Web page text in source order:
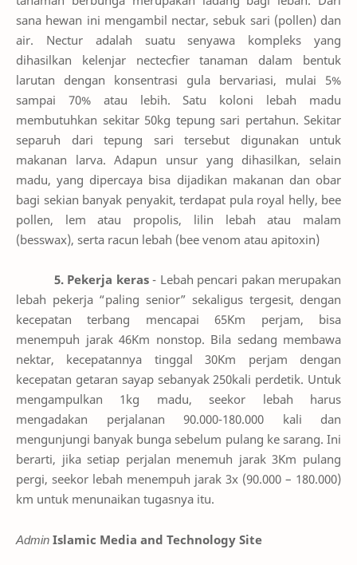
sana hewan ini mengambil nectar, sebuk sari (pollen) dan
air. Nectur adalah suatu senyawa kompleks yang
dihasilkan kelenjar nectecfier tanaman dalam bentuk
larutan dengan konsentrasi gula bervariasi, mulai 5%
sampai 70% atau lebih. Satu koloni lebah madu
membutuhkan sekitar 50kg tepung sari pertahun. Sekitar
separuh dari tepung sari tersebut digunakan untuk
makanan larva. Adapun unsur yang dihasilkan, selain
madu, yang dipercaya bisa dijadikan makanan dan obar
bagi sekian banyak penyakit, terdapat pula royal helly, bee
pollen, lem atau propolis, lilin lebah atau malam
(besswax), serta racun lebah (bee venom atau apitoxin)
5. Pekerja keras- Lebah pencari pakan merupakan
lebah pekerja “paling senior” sekaligus tergesit, dengan
kecepatan terbang mencapai 65Km perjam, bisa
menempuh jarak 46Km nonstop. Bila sedang membawa
nektar, kecepatannya tinggal 30Km perjam dengan
kecepatan getaran sayap sebanyak 250kali perdetik. Untuk
mengampulkan 1kg madu, seekor lebah harus
mengadakan perjalanan 90.000-180.000 kali dan
mengunjungi banyak bunga sebelum pulang ke sarang. Ini
berarti, jika setiap perjalan menemuh jarak 3Km pulang
pergi, seekor lebah menempuh jarak 3x (90.000 – 180.000)
km untuk menunaikan tugasnya itu.
Admin Islamic Media and Technology Site